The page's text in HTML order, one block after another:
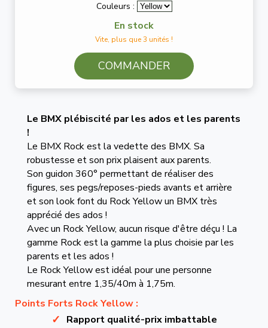
Couleurs :
En stock
Vite, plus que 3 unités !
COMMANDER
Le BMX plébiscité par les ados et les parents
!
Le BMX Rock est la vedette des BMX. Sa
robustesse et son prix plaisent aux parents.
Son guidon 360° permettant de réaliser des
figures, ses pegs/reposes-pieds avants et arrière
et son look font du Rock Yellow un BMX très
apprécié des ados !
Avec un Rock Yellow, aucun risque d'être déçu ! La
gamme Rock est la gamme la plus choisie par les
parents et les ados !
Le Rock Yellow est idéal pour une personne
mesurant entre 1,35/40m à 1,75m.
Points Forts Rock Yellow :
Rapport qualité-prix imbattable